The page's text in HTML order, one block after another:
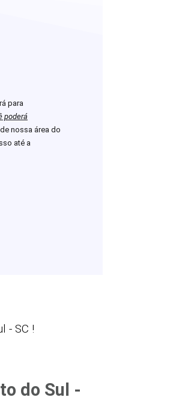
para
poderá
nossa área do
até a
- SC !
do Sul -